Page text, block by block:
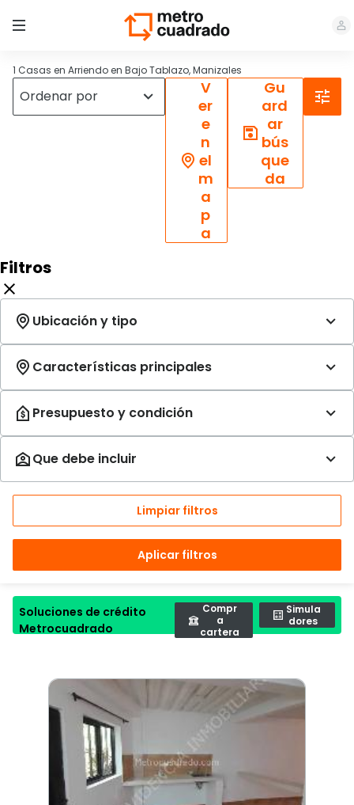
1 Casas en Arriendo en Bajo Tablazo, Manizales
V
er
e
n
el
m
a
p
a
Gu
ard
ar
bús
que
da
Filtros
Limpiar filtros
Aplicar filtros
Soluciones de crédito
Metrocuadrado
Compr
a
cartera
Simula
dores